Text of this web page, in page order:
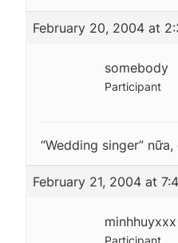
February 20, 2004 at
somebody
Participant
“Wedding singer”
February 21, 2004 at
minhhuyxxx
Participant